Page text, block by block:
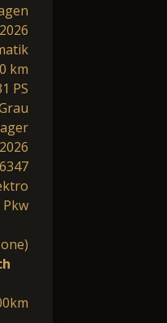
km
PS
Pkw